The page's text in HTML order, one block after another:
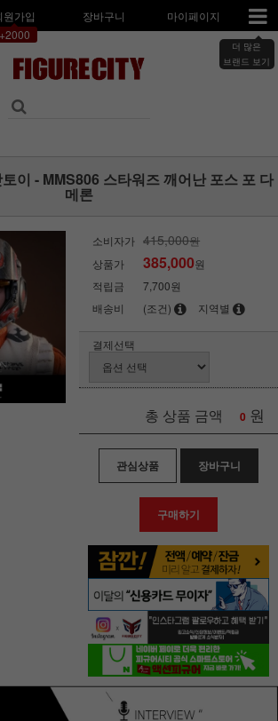
원가입
+2000
장바구니 마이페이지
더 많은
브랜드 보기
이 - MMS806 스타워즈 깨어난 포스 포 다
메론
소비자가 415,000원
상품가
385,000원
적립금
7,700원
배송비
(조건) 지역별
결제선택
총 상품 금액 0 원
관심상품 장바구니
구매하기